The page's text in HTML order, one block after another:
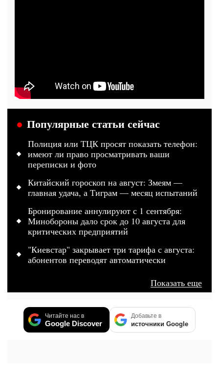
Популярные статьи сейчас
Полиция или ТЦК просят показать телефон:
имеют ли право просматривать ваши
переписки и фото
Китайский гороскоп на август: Змеям —
главная удача, а Тиграм — месяц испытаний
Бронирование аннулируют с 1 сентября:
Минобороны дало срок до 10 августа для
критических предприятий
"Киевстар" закрывает три тарифа с августа:
абонентов переводят автоматически
Показать еще
Читайте нас в
Google Discover
Добавьте в
источники Google